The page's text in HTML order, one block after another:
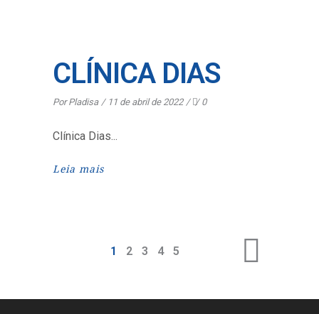
CLÍNICA DIAS
Por Pladisa 11 de abril de 2022 0
Clínica Dias
Leia mais
1 2 3 4 5